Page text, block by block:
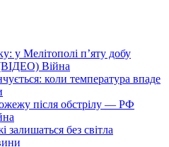
у Мелітополі п’яту добу
(ВІДЕО) Війна
коли температура впаде
після обстрілу — РФ
залишаться без світла